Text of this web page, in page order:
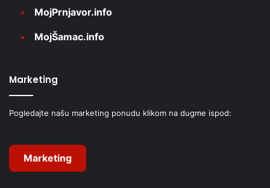
MojPrnjavor.info
MojŠamac.info
Marketing
Pogledajte našu marketing ponudu klikom na dugme ispod:
Marketing